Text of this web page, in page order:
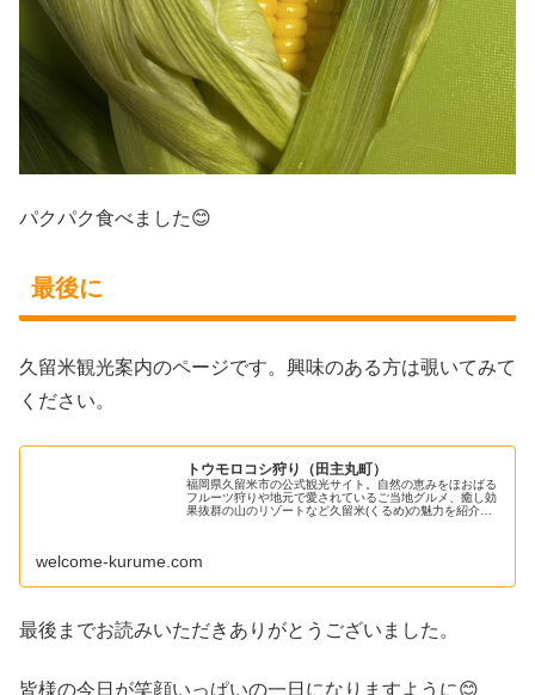
パクパク食べました😊
最後に
久留米観光案内のページです。興味のある方は覗いてみて
ください。
トウモロコシ狩り（田主丸町）
福岡県久留米市の公式観光サイト。自然の恵みをほおばる
フルーツ狩りや地元で愛されているご当地グルメ、癒し効
果抜群の山のリゾートなど久留米(くるめ)の魅力を紹介し
welcome-kurume.com
最後までお読みいただきありがとうございました。
皆様の今日が笑顔いっぱいの一日になりますように😊